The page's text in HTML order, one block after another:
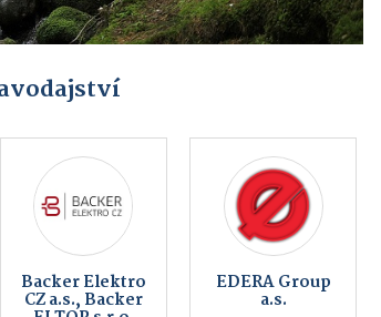
Pujc-auto.cz MikeFix,
servis a prodej